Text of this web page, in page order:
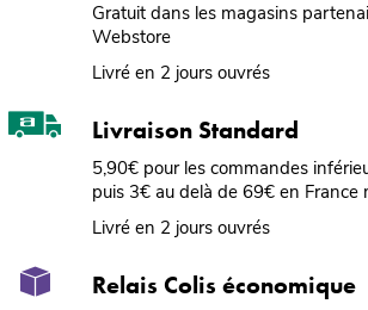
Gratuit dans les magasins
Webstore
Livré en 2 jours ouvrés
Livraison Standard
5,90€ pour les commandes
puis 3€ au delà de 69€ en France
Livré en 2 jours ouvrés
Relais Colis économique